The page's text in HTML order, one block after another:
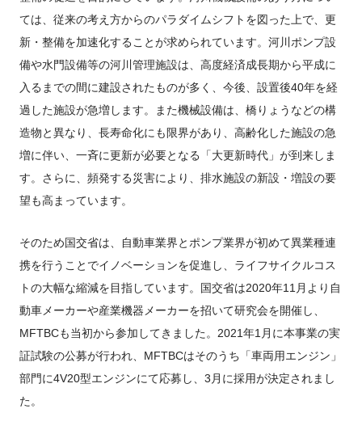
ては、従来の考え方からのパラダイムシフトを図った上で、更
新・整備を加速化することが求められています。河川ポンプ設
備や水門設備等の河川管理施設は、高度経済成長期から平成に
入るまでの間に建設されたものが多く、今後、設置後40年を経
過した施設が急増します。また機械設備は、橋りょうなどの構
造物と異なり、長寿命化にも限界があり、高齢化した施設の急
増に伴い、一斉に更新が必要となる「大更新時代」が到来しま
す。さらに、頻発する災害により、排水施設の新設・増設の要
望も高まっています。
そのため国交省は、自動車業界とポンプ業界が初めて異業種連
携を行うことでイノベーションを促進し、ライフサイクルコス
トの大幅な縮減を目指しています。国交省は2020年11月より自
動車メーカーや産業機器メーカーを招いて研究会を開催し、
MFTBCも当初から参加してきました。2021年1月に本事業の実
証試験の公募が行われ、MFTBCはそのうち「車両用エンジン」
部門に4V20型エンジンにて応募し、3月に採用が決定されまし
た。